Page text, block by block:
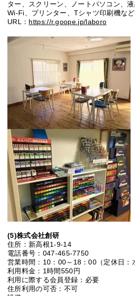
ター、スクリーン、ノートパソコン、
Wi-Fi、プリンター、Tシャツ印刷機な
URL： https://r.goope.jp/laboro
(5)株式会社創研
住所：新高根1-9-14
電話番号：047-465-7750
営業時間：10：00～18：00（定休日：
利用料金：1時間550円
利用に際する会員登録：必要
住所利用の可否：不可